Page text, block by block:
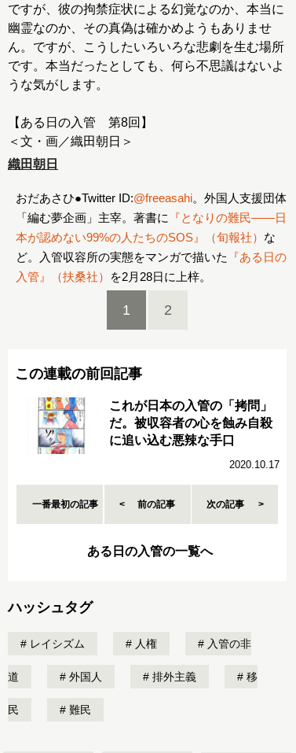
ですが、彼の拘禁症状による幻覚なのか、本当に
幽霊なのか、その真偽は確かめようもありませ
ん。ですが、こうしたいろいろな悲劇を生む場所
です。本当だったとしても、何ら不思議はないよ
うな気がします。
【ある日の入管 第8回】
織田朝日
おだあさひ●Twitter ID:@freeasahi。外国人支援団体
「編む夢企画」主宰。著書に
『となりの難民――日
本が認めない99%の人たちのSOS』（旬報社） な
ど。入管収容所の実態をマンガで描いた
『ある日の
入管』（扶桑社）
を2月28日に上梓。
1 2
この連載の前回記事
これが日本の入管の「拷問」
だ。被収容者の心を蝕み自殺
に追い込む悪辣な手口
2020.10.17
一番最初の記事 前の記事 次の記事
ある日の入管の一覧へ
ハッシュタグ
レイシズム 人権 入管の非
道 外国人 排外主義 移
民 難民